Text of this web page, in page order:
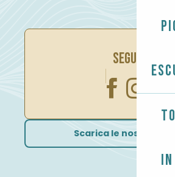
SEGUITECI
Scarica le nostre